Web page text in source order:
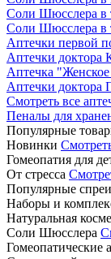
Соли Шюсслера в
Соли Шюсслера в
Аптечки первой
Аптечки доктора
Аптечка "Женское
Аптечки доктора
Смотреть все
Пеналы для
Популярные
Новинки
Гомеопатия для
От стресса
Популярные спреи
Наборы и
Натуральная
Соли Шюсслера
Гомеопатические